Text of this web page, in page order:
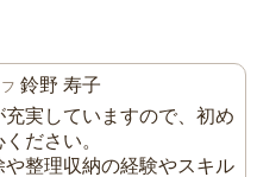
鈴野 寿子
充実していますので、初め
ださい。
や整理収納の経験やスキル